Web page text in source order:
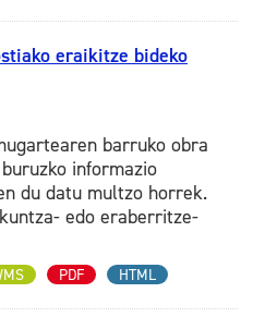
eraikitze bideko
barruko obra
informazio
du datu multzo horrek.
edo eraberritze-
PDF HTML